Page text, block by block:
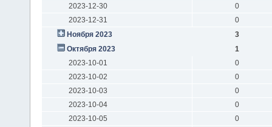
2023-12-30
0
2023-12-31
0
Ноября 2023
3
Октября 2023
1
2023-10-01
0
2023-10-02
0
2023-10-03
0
2023-10-04
0
2023-10-05
0